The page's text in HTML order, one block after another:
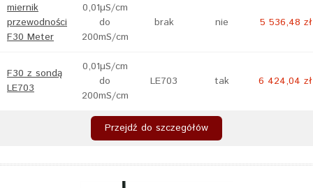
miernik
przewodności
F30 Meter
0,01µS/cm
do
200mS/cm
brak nie 5 536,48 zł
F30 z sondą
LE703
0,01µS/cm
do
200mS/cm
LE703 tak 6 424,04 zł
Przejdź do szczegółów